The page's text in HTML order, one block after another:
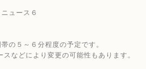
ュース６
の５～６分程度の予定です。
などにより変更の可能性もあります。